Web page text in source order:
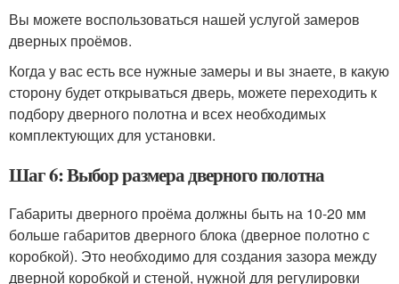
Вы можете воспользоваться нашей услугой замеров
дверных проёмов.
Когда у вас есть все нужные замеры и вы знаете, в какую
сторону будет открываться дверь, можете переходить к
подбору дверного полотна и всех необходимых
комплектующих для установки.
Шаг 6: Выбор размера дверного полотна
Габариты дверного проёма должны быть на 10-20 мм
больше габаритов дверного блока (дверное полотно с
коробкой). Это необходимо для создания зазора между
дверной коробкой и стеной, нужной для регулировки